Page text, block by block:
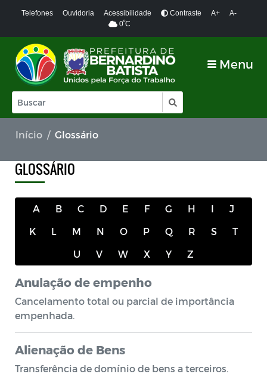
Telefones Ouvidoria Acessibilidade Contraste A+
A-
0ºC
Menu
Início Glossário
GLOSSÁRIO
A B C D E F G H I
J
K
L M N O P Q R S
T
U
V W X Y Z
Anulação de empenho
Cancelamento total ou parcial de importância
empenhada.
Alienação de Bens
Transferência de domínio de bens a terceiros.